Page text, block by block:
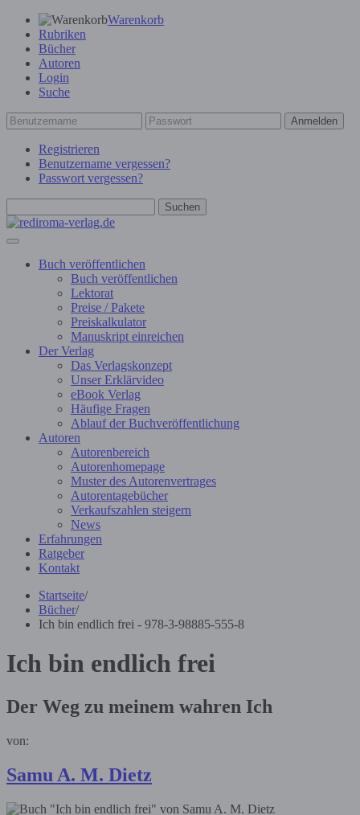
Warenkorb
Rubriken
Bücher
Autoren
Login
Suche
Anmelden
Registrieren
Benutzername vergessen?
Passwort vergessen?
Suchen
Buch veröffentlichen
Buch veröffentlichen
Lektorat
Preise / Pakete
Preiskalkulator
Manuskript einreichen
Der Verlag
Das Verlagskonzept
Unser Erklärvideo
eBook Verlag
Häufige Fragen
Ablauf der Buchveröffentlichung
Autoren
Autorenbereich
Autorenhomepage
Muster des Autorenvertrages
Autorentagebücher
Verkaufszahlen steigern
News
Erfahrungen
Ratgeber
Kontakt
Startseite/
Bücher/
Ich bin endlich frei - 978-3-98885-555-8
Ich bin endlich frei
Der Weg zu meinem wahren Ich
von:
Samu A. M. Dietz